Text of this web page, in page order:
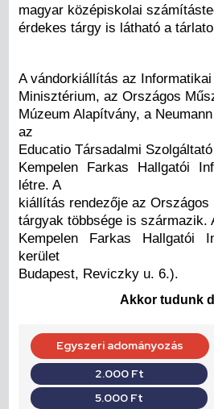
magyar középiskolai
érdekes tárgy is látható a
A vándorkiállítás az
Minisztérium, az Országos
Múzeum Alapítvány, a
az
Educatio Társadalmi
Kempelen Farkas Hallgatói
létre. A
kiállítás rendezője az
tárgyak többsége is származik.
Kempelen Farkas Hallgatói
kerület
Budapest, Reviczky u. 6.).
Akkor tudunk